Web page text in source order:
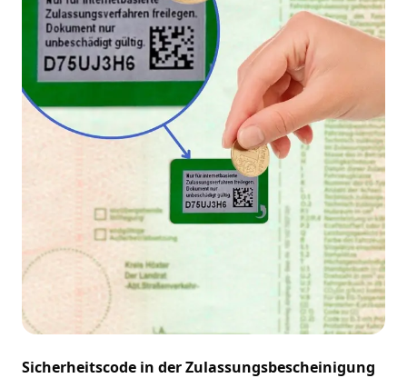
Sicherheitscode in der Zulassungsbescheinigung